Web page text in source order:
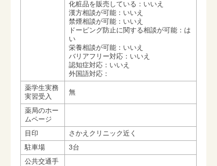
化粧品を販売している：いいえ
漢方相談が可能：いいえ
禁煙相談が可能：いいえ
ドーピング防止に関する相談が可能：は
い
栄養相談が可能：いいえ
バリアフリー対応：いいえ
認知症対応：いいえ
外国語対応：
薬学生実務
実習受入
無
薬局のホー
ムページ
目印
さかえクリニック近く
駐車場
3台
公共交通手